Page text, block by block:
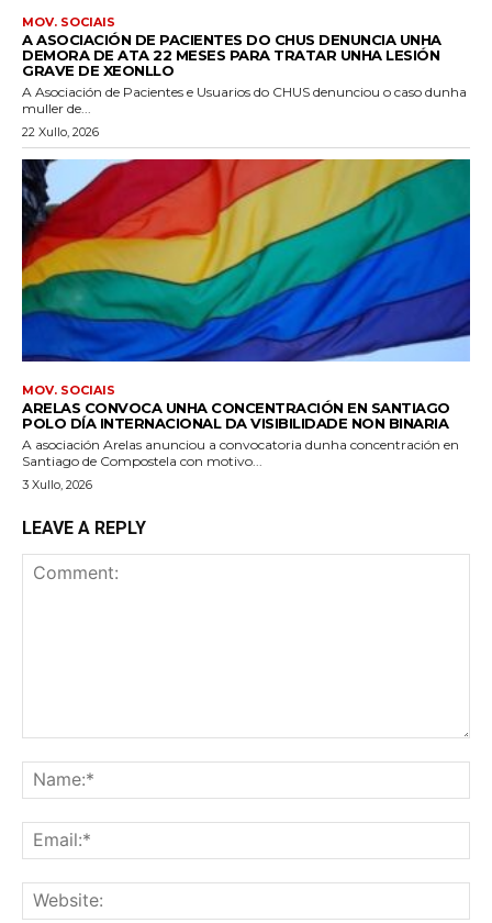
MOV. SOCIAIS
A ASOCIACIÓN DE PACIENTES DO CHUS DENUNCIA UNHA
DEMORA DE ATA 22 MESES PARA TRATAR UNHA LESIÓN
GRAVE DE XEONLLO
A Asociación de Pacientes e Usuarios do CHUS denunciou o caso dunha
muller de...
22 Xullo, 2026
MOV. SOCIAIS
ARELAS CONVOCA UNHA CONCENTRACIÓN EN SANTIAGO
POLO DÍA INTERNACIONAL DA VISIBILIDADE NON BINARIA
A asociación Arelas anunciou a convocatoria dunha concentración en
Santiago de Compostela con motivo...
3 Xullo, 2026
LEAVE A REPLY